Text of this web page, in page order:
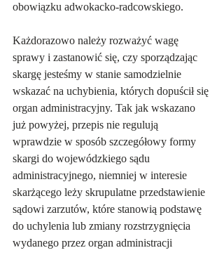
obowiązku adwokacko-radcowskiego.
Każdorazowo należy rozważyć wagę
sprawy i zastanowić się, czy sporządzając
skargę jesteśmy w stanie samodzielnie
wskazać na uchybienia, których dopuścił się
organ administracyjny. Tak jak wskazano
już powyżej, przepis nie regulują
wprawdzie w sposób szczegółowy formy
skargi do wojewódzkiego sądu
administracyjnego, niemniej w interesie
skarżącego leży skrupulatne przedstawienie
sądowi zarzutów, które stanowią podstawę
do uchylenia lub zmiany rozstrzygnięcia
wydanego przez organ administracji